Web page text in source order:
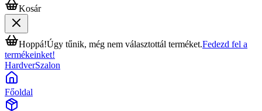
Kosár
Hoppá!Úgy tűnik, még nem választottál terméket.Fedezd fel a
termékeinket!
HardverSzalon
Főoldal